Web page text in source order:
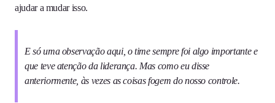
ajudar a mudar isso.
E só uma observação aqui, o time sempre foi algo importante e
que teve atenção da liderança. Mas como eu disse
anteriormente, às vezes as coisas fogem do nosso controle.